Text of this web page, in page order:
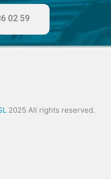
02 59
2025 All rights reserved.